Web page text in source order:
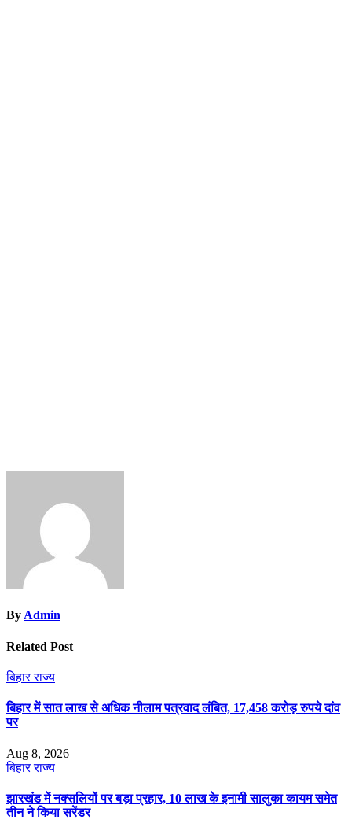
ByAdmin
Related Post
बिहारराज्य
बिहार में सात लाख से अधिक नीलाम पत्रवाद लंबित, 17,458 करोड़ रुपये दांव
पर
Aug 8, 2026
बिहारराज्य
झारखंड में नक्सलियों पर बड़ा प्रहार, 10 लाख के इनामी सालुका कायम समेत
तीन ने किया सरेंडर